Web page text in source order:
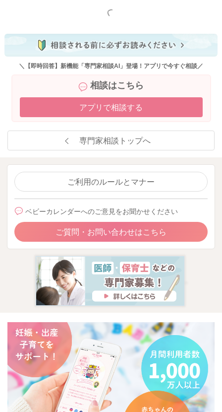
今のままの食べ方でも問題ないのでしょうか。
んが手に持っている食材の下の部分を親御さんが手で持って、
ずに丸呑みをしやすい傾向がありますので、急いで口に詰め込
むことのないように食事中は「しっかりカミカミしようね」な
ど声掛けをしたり、目の前で噛む動作をマネしてあげたりして
またお力になれることがありましたらお声掛けください。
2025/8/4 18:26
もっと見る
＼【即時回答】新機能「専門家相談AI」登場！アプリで今すぐ相談／
相談はこちら
アプリで相談する
専門家相談トップへ
ご利用のルールとマナー
ベビーカレンダーへのご意見をお聞かせください
ご質問・お問い合わせはこちら